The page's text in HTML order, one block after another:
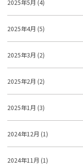
2025年5月 (4)
2025年4月 (5)
2025年3月 (2)
2025年2月 (2)
2025年1月 (3)
2024年12月 (1)
2024年11月 (1)